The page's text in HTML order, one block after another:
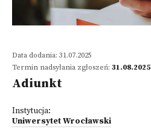
Data dodania: 31.07.2025
Termin nadsyłania zgłoszeń: 31.08.2025
Adiunkt
Instytucja:
Uniwersytet Wrocławski